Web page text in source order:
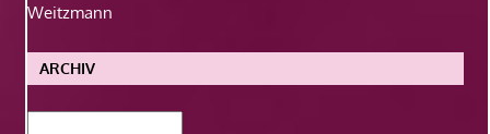
Weitzmann
ARCHIV